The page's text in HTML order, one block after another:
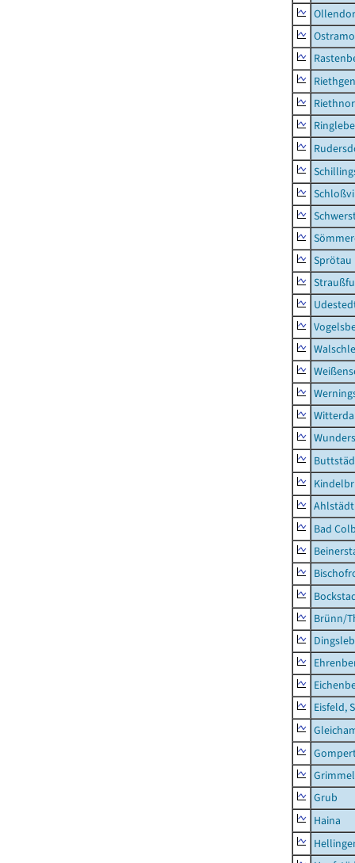
Riethgen
Sprötau
Witterda
Ahlstädt
Bad
Brünn/
Eisfeld,
Grub
Haina